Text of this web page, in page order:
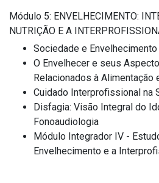
Módulo 5: ENVELHECIMENTO:
NUTRIÇÃO E A
Sociedade e Envelhecimento
O Envelhecer e seus
Relacionados à Alimentação
Cuidado Interprofissional na
Disfagia: Visão Integral do
Fonoaudiologia
Módulo Integrador IV -
Envelhecimento e a